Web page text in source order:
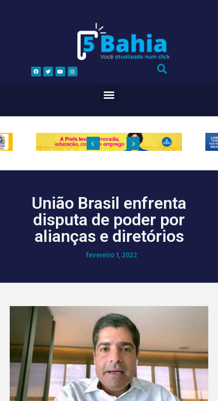
União Brasil enfrenta
disputa de poder por
alianças e diretórios
fevereiro 1, 2022